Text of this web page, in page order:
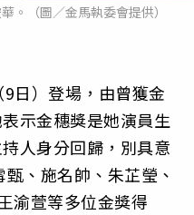
。（圖／金馬執委會提供）
日）登場，由曾獲金
示金穗獎是她演員生
人身分回歸，別具意
、施名帥、朱芷瑩、
渝萱等多位金獎得